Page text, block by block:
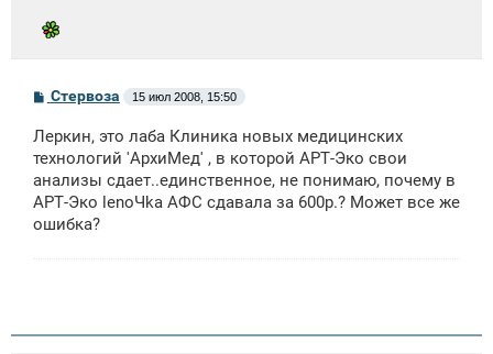
С
б
щ
н
и
Стервоза 15 июл 2008, 15:50
Леркин, это лаба Клиника новых медицинских
технологий 'АрхиМед' , в которой АРТ-Эко свои
анализы сдает..единственное, не понимаю, почему в
АРТ-Эко lenoЧka АФС сдавала за 600р.? Может все же
ошибка?